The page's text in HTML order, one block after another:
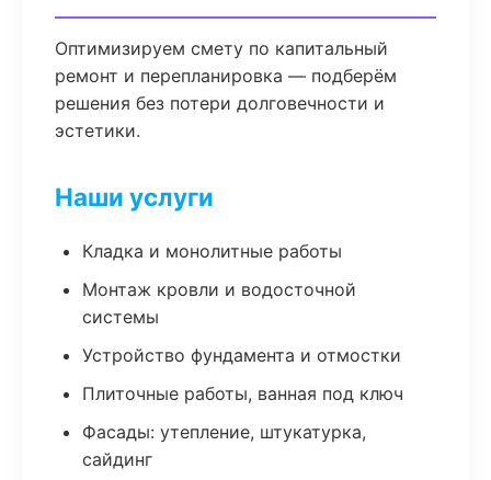
Оптимизируем смету по капитальный
ремонт и перепланировка — подберём
решения без потери долговечности и
эстетики.
Наши услуги
Кладка и монолитные работы
Монтаж кровли и водосточной
системы
Устройство фундамента и отмостки
Плиточные работы, ванная под ключ
Фасады: утепление, штукатурка,
сайдинг